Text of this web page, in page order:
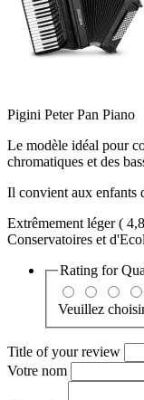
Pigini Peter Pan Piano
Le modèle idéal pour
chromatiques et des
Il convient aux enfants
Extrêmement léger (
Conservatoires et
Rating for
Veuillez
Title of your review
Votre nom